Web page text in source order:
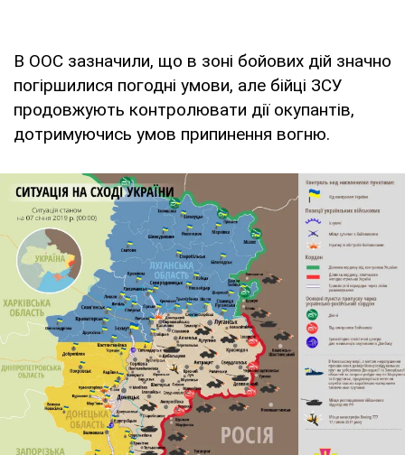
В ООС зазначили, що в зоні бойових дій значно
погіршилися погодні умови, але бійці ЗСУ
продовжують контролювати дії окупантів,
дотримуючись умов припинення вогню.